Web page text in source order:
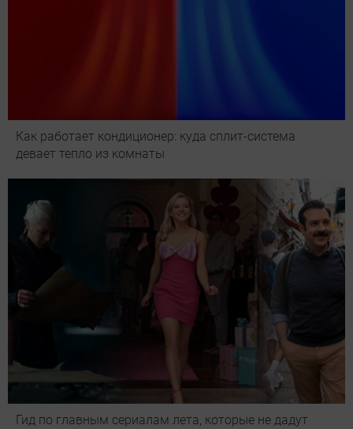
Как работает кондиционер: куда сплит-система
девает тепло из комнаты
Гид по главным сериалам лета, которые не дадут